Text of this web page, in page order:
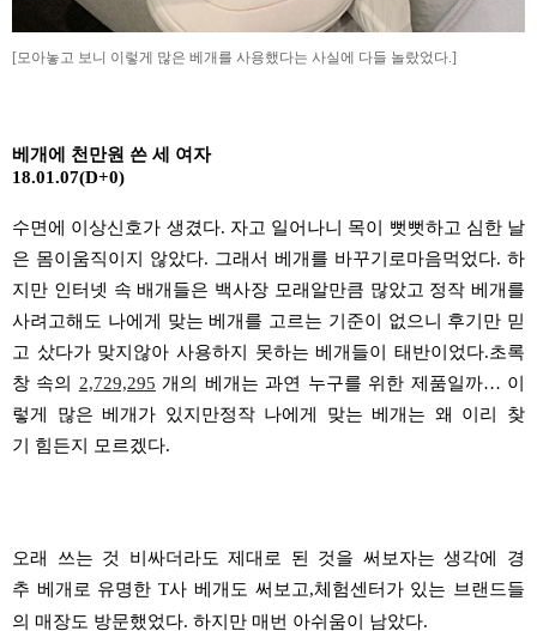
[모아놓고 보니 이렇게 많은 베개를 사용했다는 사실에 다들 놀랐었다.]
베개에 천만원 쓴 세 여자
18.01.07(D+0)
수면에 이상신호가 생겼다. 자고 일어나니 목이 뻣뻣하고 심한 날
은 몸이움직이지 않았다. 그래서 베개를 바꾸기로마음먹었다. 하
지만 인터넷 속 배개들은 백사장 모래알만큼 많았고 정작 베개를
사려고해도 나에게 맞는 베개를 고르는 기준이 없으니
후기만 믿
고 샀다가 맞지않아 사용하지 못하는 베개들이 태반이었다.초록
창 속의 2,729,295 개의 베개는 과연 누구를 위한 제품일까… 이
렇게 많은 베개가 있지만정작 나에게 맞는 베개는 왜 이리 찾
기 힘든지 모르겠다.
오래 쓰는 것 비싸더라도 제대로 된 것을 써보자는 생각에 경
추 베개로 유명한T사 베개도 써보고,체험센터가 있는 브랜드들
의 매장도 방문했었다. 하지만 매번 아쉬움이 남았다.